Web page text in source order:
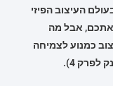
העיצוב הפיזי
אתכם, אבל מה
כמנוע לצמיחה
לפרק 4) .